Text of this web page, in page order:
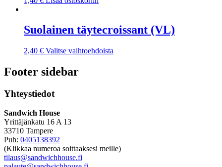
Suolainen täytecroissant (VL)
2,40 € Valitse vaihtoehdoista
Footer sidebar
Yhteystiedot
Sandwich House
Yrittäjänkatu 16 A 13
33710 Tampere
Puh: 0405138392
(Klikkaa numeroa soittaaksesi meille)
tilaus@sandwichhouse.fi